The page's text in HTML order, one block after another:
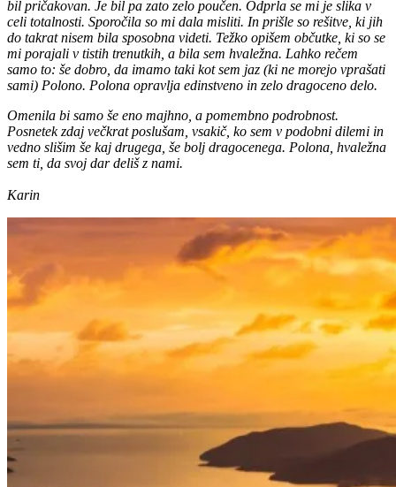
bil pričakovan. Je bil pa zato zelo poučen. Odprla se mi je slika v
celi totalnosti. Sporočila so mi dala misliti. In prišle so rešitve, ki jih
do takrat nisem bila sposobna videti. Težko opišem občutke, ki so se
mi porajali v tistih trenutkih, a bila sem hvaležna. Lahko rečem
samo to: še dobro, da imamo taki kot sem jaz (ki ne morejo vprašati
sami) Polono. Polona opravlja edinstveno in zelo dragoceno delo.
Omenila bi samo še eno majhno, a pomembno podrobnost.
Posnetek zdaj večkrat poslušam, vsakič, ko sem v podobni dilemi in
vedno slišim še kaj drugega, še bolj dragocenega. Polona, hvaležna
sem ti, da svoj dar deliš z nami.
Karin